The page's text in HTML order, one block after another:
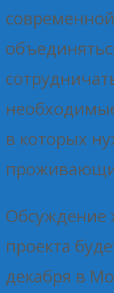
в которых
Обсуждение
проекта
декабря в